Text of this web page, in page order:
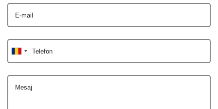
E-mail
Telefon
Mesaj